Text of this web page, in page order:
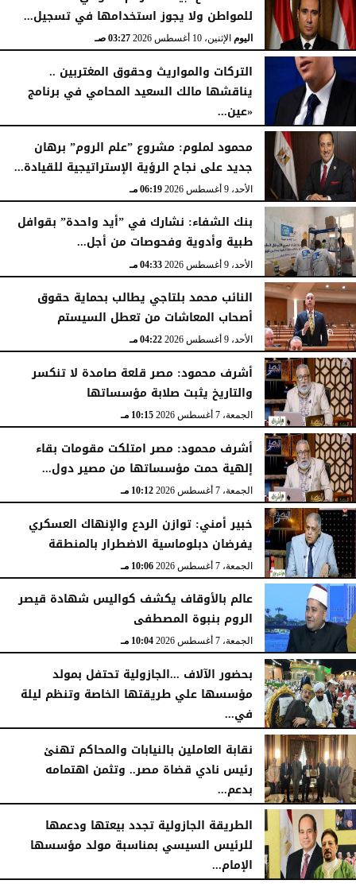
للمواطن ولا يجوز استخدامها في تسجيل...
اليومالإثنين، 10 أغسطس 2026 03:27 صـ
التركات والمواريث وحقوق المغتربين ..
يناقشها مالك السعيد المحامي في برنامج
«عين...
الأحد، 9 أغسطس 2026 10:53 مـ
محمود لملوم: مشروع ”علم الروم” برهان
جديد على نجاح الرؤية الإستراتيجية للقيادة...
الأحد، 9 أغسطس 2026 06:19 مـ
بنك الشفاء: نشارك في ”أيد واحدة” بقوافل
طبية وأدوية وفحوصات من أجل...
الأحد، 9 أغسطس 2026 04:33 مـ
النائب محمد بلتاجي يطالب بحماية حقوق
أصحاب المعاشات من تعطل السيستم
الأحد، 9 أغسطس 2026 04:22 مـ
أشرف محمود: مصر قلعة صامدة لا تنكسر
والتاريخ يثبت صلابة مؤسساتها
الجمعة، 7 أغسطس 2026 10:15 مـ
أشرف محمود: مصر امتلكت مقومات بقاء
إلهية حمت مؤسساتها من مصير دول...
الجمعة، 7 أغسطس 2026 10:12 مـ
خبير أمني: توازن الردع والإنهاك العسكري
يفرضان دبلوماسية الاضطرار بالمنطقة
الجمعة، 7 أغسطس 2026 10:06 مـ
عالم بالأوقاف يكشف كواليس شهادة قيصر
الروم بنبوة المصطفى
الجمعة، 7 أغسطس 2026 10:04 مـ
بحضور الآلاف ...الجازولية تحتفل بمولد
مؤسسها علي طريقتها الخاصة وتنظم ليلة
في...
الجمعة، 7 أغسطس 2026
نقابة العاملين بالنيابات والمحاكم تهنئ
رئيس نادي قضاة مصر.. وتثمن اهتمامه
بدعم...
الخميس، 6 أغسطس 2026
الطريقة الجازولية تجدد بيعتها ودعمها
للرئيس السيسي بمناسبة مولد مؤسسها
الإمام...